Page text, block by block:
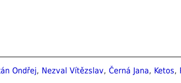
Ondřej, Nezval Vítězslav, Černá Jana, Ketos,